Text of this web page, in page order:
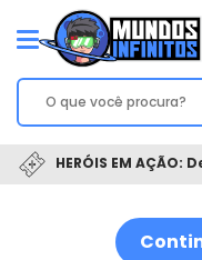
HERÓIS EM